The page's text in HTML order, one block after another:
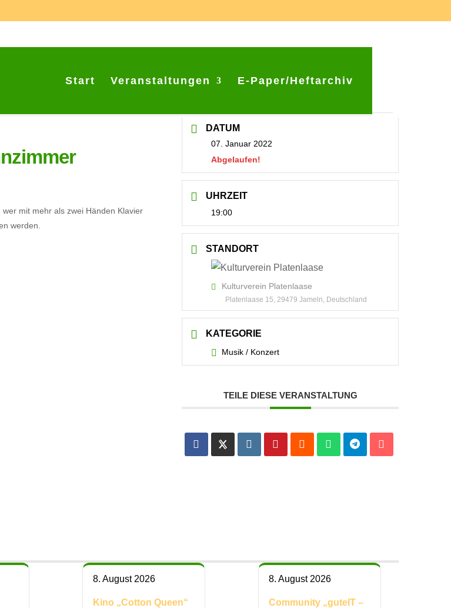
Start Veranstaltungen E-Paper/Heftarchiv
mit mehr als zwei Händen Klavier
werden.
DATUM
07. Januar 2022
Abgelaufen!
UHRZEIT
19:00
STANDORT
Kulturverein Platenlaase
Platenlaase 15, 29479 Jameln, Deutschland
KATEGORIE
Musik / Konzert
TEILE DIESE VERANSTALTUNG
8. August 2026
Kino „Cotton Queen“
8. August 2026
Community „guteIT –